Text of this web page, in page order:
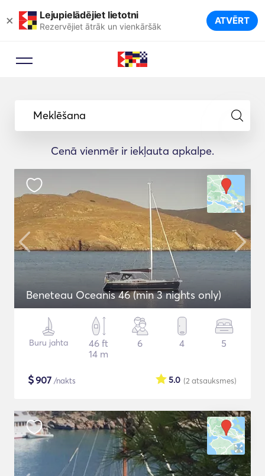
× Lejupielādējiet lietotni
Rezervējiet ātrāk un vienkāršāk ATVĒRT
Meklēšana
Cenā vienmēr ir iekļauta apkalpe.
Beneteau Oceanis 46 (min 3 nights only)
Buru jahta
46 ft
14 m
6 4 5
$907 /nakts (2 atsauksmes)
5.0